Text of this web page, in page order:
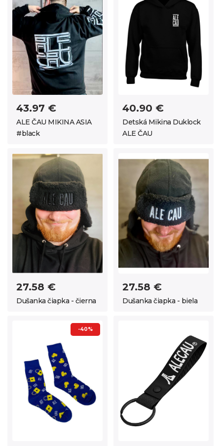
43.97 €
ALE ČAU MIKINA ASIA
#black
40.90 €
Detská Mikina Duklock
ALE ČAU
27.58 €
Dušanka čiapka - čierna
27.58 €
Dušanka čiapka - biela
-40%